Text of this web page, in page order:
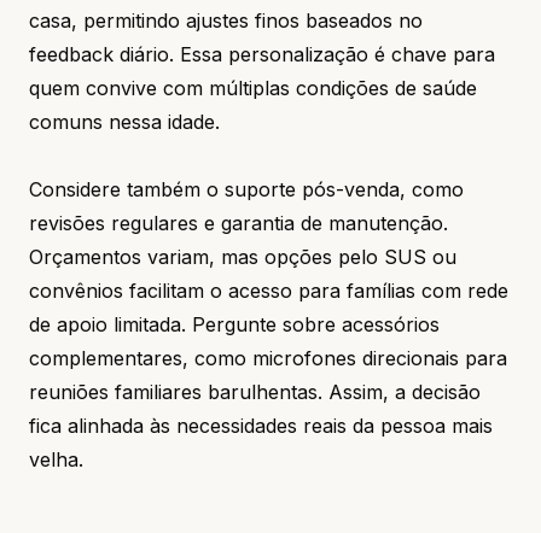
casa, permitindo ajustes finos baseados no
feedback diário. Essa personalização é chave para
quem convive com múltiplas condições de saúde
comuns nessa idade.
Considere também o suporte pós-venda, como
revisões regulares e garantia de manutenção.
Orçamentos variam, mas opções pelo SUS ou
convênios facilitam o acesso para famílias com rede
de apoio limitada. Pergunte sobre acessórios
complementares, como microfones direcionais para
reuniões familiares barulhentas. Assim, a decisão
fica alinhada às necessidades reais da pessoa mais
velha.